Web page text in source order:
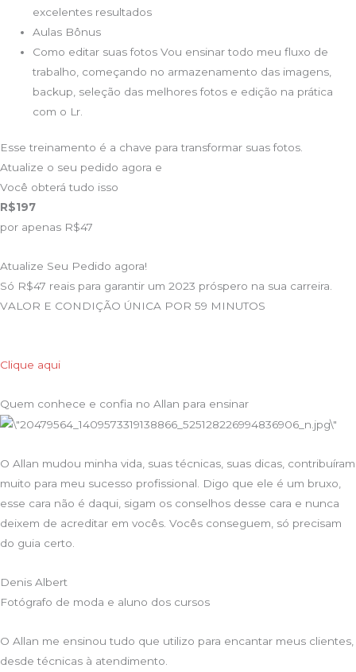
excelentes resultados
Aulas Bônus
Como editar suas fotos Vou ensinar todo meu fluxo de
trabalho, começando no armazenamento das imagens,
backup, seleção das melhores fotos e edição na prática
com o Lr.
Esse treinamento é a chave para transformar suas fotos.
Atualize o seu pedido agora e
Você obterá tudo isso
R$197
por apenas R$47
Atualize Seu Pedido agora!
Só R$47 reais para garantir um 2023 próspero na sua carreira.
VALOR E CONDIÇÃO ÚNICA POR 59 MINUTOS
Clique aqui
Quem conhece e confia no Allan para ensinar
O Allan mudou minha vida, suas técnicas, suas dicas, contribuíram
muito para meu sucesso profissional. Digo que ele é um bruxo,
esse cara não é daqui, sigam os conselhos desse cara e nunca
deixem de acreditar em vocês. Vocês conseguem, só precisam
do guia certo.
Denis Albert
Fotógrafo de moda e aluno dos cursos
O Allan me ensinou tudo que utilizo para encantar meus clientes,
desde técnicas à atendimento.